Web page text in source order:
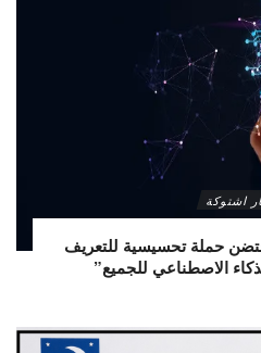
اشتوكة
حملة تحسيسية للتعريف
الاصطناعي للجميع”